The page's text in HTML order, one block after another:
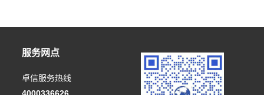
服务网点
卓信服务热线
4000336626